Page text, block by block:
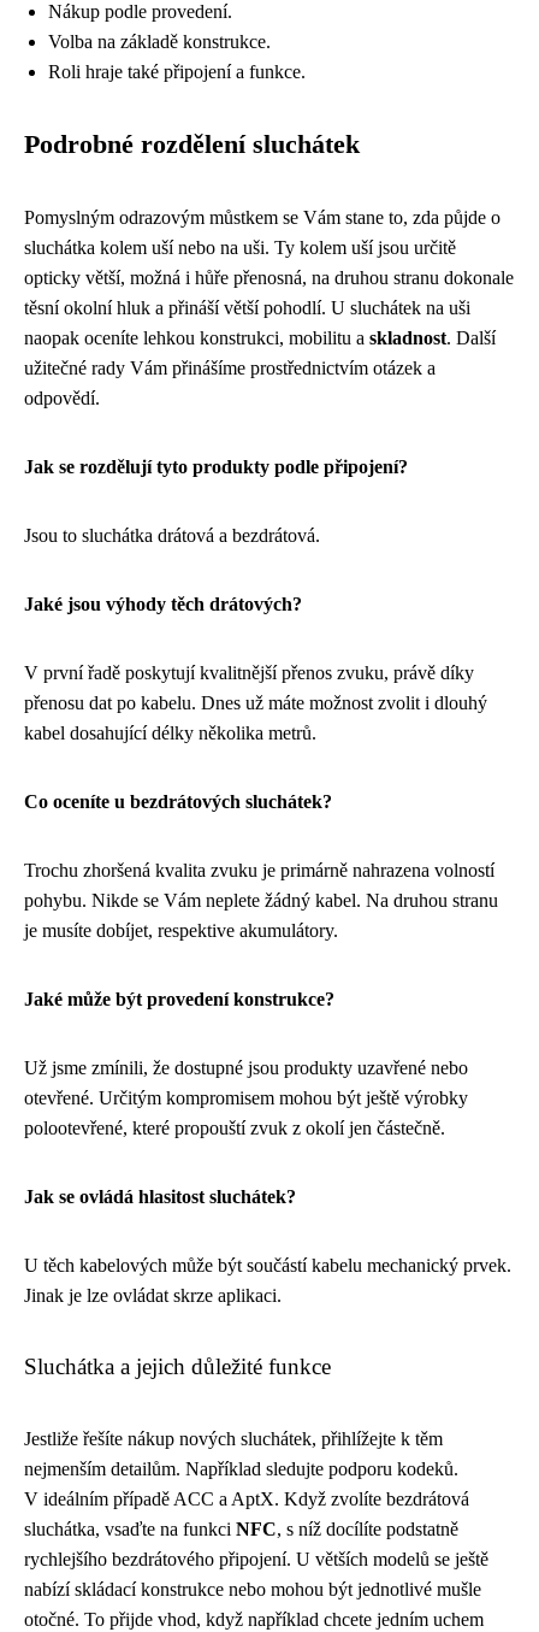
Nákup podle provedení.
Volba na základě konstrukce.
Roli hraje také připojení a funkce.
Podrobné rozdělení sluchátek
Pomyslným odrazovým můstkem se Vám stane to, zda půjde o
sluchátka kolem uší nebo na uši. Ty kolem uší jsou určitě
opticky větší, možná i hůře přenosná, na druhou stranu dokonale
těsní okolní hluk a přináší větší pohodlí. U sluchátek na uši
naopak oceníte lehkou konstrukci, mobilitu a skladnost. Další
užitečné rady Vám přinášíme prostřednictvím otázek a
odpovědí.
Jak se rozdělují tyto produkty podle připojení?
Jsou to sluchátka drátová a bezdrátová.
Jaké jsou výhody těch drátových?
V první řadě poskytují kvalitnější přenos zvuku, právě díky
přenosu dat po kabelu. Dnes už máte možnost zvolit i dlouhý
kabel dosahující délky několika metrů.
Co oceníte u bezdrátových sluchátek?
Trochu zhoršená kvalita zvuku je primárně nahrazena volností
pohybu. Nikde se Vám neplete žádný kabel. Na druhou stranu
je musíte dobíjet, respektive akumulátory.
Jaké může být provedení konstrukce?
Už jsme zmínili, že dostupné jsou produkty uzavřené nebo
otevřené. Určitým kompromisem mohou být ještě výrobky
polootevřené, které propouští zvuk z okolí jen částečně.
Jak se ovládá hlasitost sluchátek?
U těch kabelových může být součástí kabelu mechanický prvek.
Jinak je lze ovládat skrze aplikaci.
Sluchátka a jejich důležité funkce
Jestliže řešíte nákup nových sluchátek, přihlížejte k těm
nejmenším detailům. Například sledujte podporu kodeků.
V ideálním případě ACC a AptX. Když zvolíte bezdrátová
sluchátka, vsaďte na funkci NFC, s níž docílíte podstatně
rychlejšího bezdrátového připojení. U větších modelů se ještě
nabízí skládací konstrukce nebo mohou být jednotlivé mušle
otočné. To přijde vhod, když například chcete jedním uchem